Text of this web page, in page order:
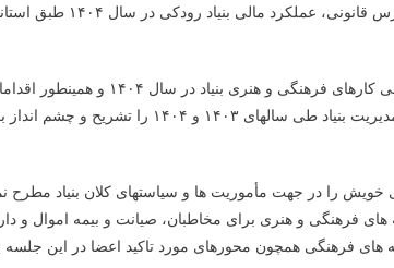
بر اساس گزارش عرضه شده از جانب حسابرس
محمد اله یاری فومنی، مدیرعامل بنیاد رودکی، با عرضه
نوسازی، به سازی و ارتقاء زیرساخت های مجموعه های تحت مدیریت
خویش را در جهت مأموریت ها و سیاستهای کلان بنیاد
های فرهنگی و هنری برای مخاطبان، صیانت و بیمه اموال و
فرهنگی همچون محورهای مورد تاکید اعضا در این جلسه